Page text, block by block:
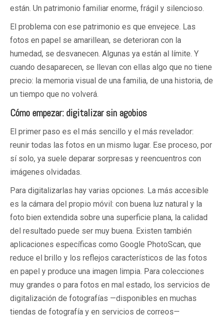
están. Un patrimonio familiar enorme, frágil y silencioso.
El problema con ese patrimonio es que envejece. Las
fotos en papel se amarillean, se deterioran con la
humedad, se desvanecen. Algunas ya están al límite. Y
cuando desaparecen, se llevan con ellas algo que no tiene
precio: la memoria visual de una familia, de una historia, de
un tiempo que no volverá.
Cómo empezar: digitalizar sin agobios
El primer paso es el más sencillo y el más revelador:
reunir todas las fotos en un mismo lugar. Ese proceso, por
sí solo, ya suele deparar sorpresas y reencuentros con
imágenes olvidadas.
Para digitalizarlas hay varias opciones. La más accesible
es la cámara del propio móvil: con buena luz natural y la
foto bien extendida sobre una superficie plana, la calidad
del resultado puede ser muy buena. Existen también
aplicaciones específicas como Google PhotoScan, que
reduce el brillo y los reflejos característicos de las fotos
en papel y produce una imagen limpia. Para colecciones
muy grandes o para fotos en mal estado, los servicios de
digitalización de fotografías —disponibles en muchas
tiendas de fotografía y en servicios de correos—